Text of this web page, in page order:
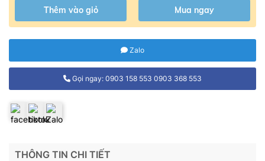
Thêm vào giỏ Mua ngay
Zalo
Gọi ngay: 0903 158 553 0903 368 553
THÔNG TIN CHI TIẾT